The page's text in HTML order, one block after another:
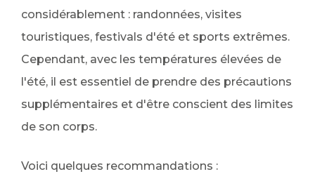
considérablement : randonnées, visites
touristiques, festivals d'été et sports extrêmes.
Cependant, avec les températures élevées de
l'été, il est essentiel de prendre des précautions
supplémentaires et d'être conscient des limites
de son corps.
Voici quelques recommandations :